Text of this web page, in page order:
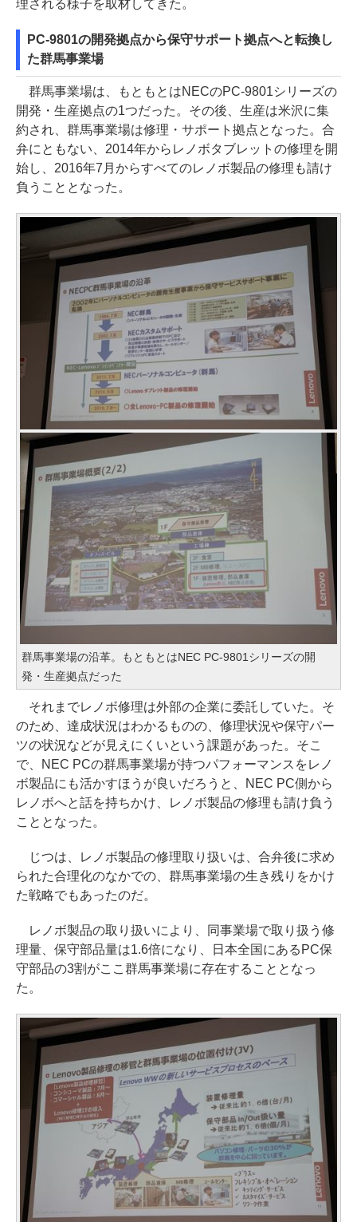
理される様子を取材してきた。
PC-9801の開発拠点から保守サポート拠点へと転換し
た群馬事業場
群馬事業場は、もともとはNECのPC-9801シリーズの
開発・生産拠点の1つだった。その後、生産は米沢に集
約され、群馬事業場は修理・サポート拠点となった。合
弁にともない、2014年からレノボタブレットの修理を開
始し、2016年7月からすべてのレノボ製品の修理も請け
負うこととなった。
群馬事業場の沿革。もともとはNEC PC-9801シリーズの開
発・生産拠点だった
それまでレノボ修理は外部の企業に委託していた。そ
のため、達成状況はわかるものの、修理状況や保守パー
ツの状況などが見えにくいという課題があった。そこ
で、NEC PCの群馬事業場が持つパフォーマンスをレノ
ボ製品にも活かすほうが良いだろうと、NEC PC側から
レノボへと話を持ちかけ、レノボ製品の修理も請け負う
こととなった。
じつは、レノボ製品の修理取り扱いは、合弁後に求め
られた合理化のなかでの、群馬事業場の生き残りをかけ
た戦略でもあったのだ。
レノボ製品の取り扱いにより、同事業場で取り扱う修
理量、保守部品量は1.6倍になり、日本全国にあるPC保
守部品の3割がここ群馬事業場に存在することとなっ
た。